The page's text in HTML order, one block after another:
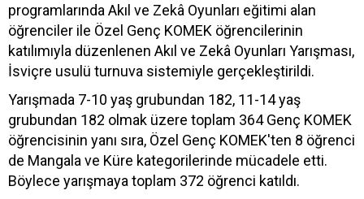
programlarında Akıl ve Zekâ Oyunları eğitimi alan
öğrenciler ile Özel Genç KOMEK öğrencilerinin
katılımıyla düzenlenen Akıl ve Zekâ Oyunları Yarışması,
İsviçre usulü turnuva sistemiyle gerçekleştirildi.
Yarışmada 7-10 yaş grubundan 182, 11-14 yaş
grubundan 182 olmak üzere toplam 364 Genç KOMEK
öğrencisinin yanı sıra, Özel Genç KOMEK'ten 8 öğrenci
de Mangala ve Küre kategorilerinde mücadele etti.
Böylece yarışmaya toplam 372 öğrenci katıldı.